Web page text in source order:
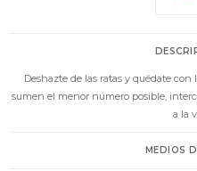
Deshazte de las ratas y quédate
sumen el menor número posible,
a la
MEDIOS